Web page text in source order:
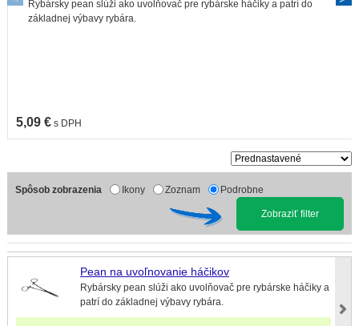
Rybársky pean slúži ako uvolňovač pre rybárske háčiky a patrí do
základnej výbavy rybára.
5,09 € s DPH
Spôsob zobrazenia Ikony Zoznam Podrobne
Zobraziť filter
Pean na uvoľnovanie háčikov
Rybársky pean slúži ako uvolňovač pre rybárske háčiky a
patrí do základnej výbavy rybára.